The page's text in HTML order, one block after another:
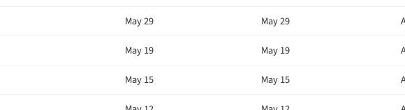
May 29
May 29
May 19
May 19
May 15
May 15